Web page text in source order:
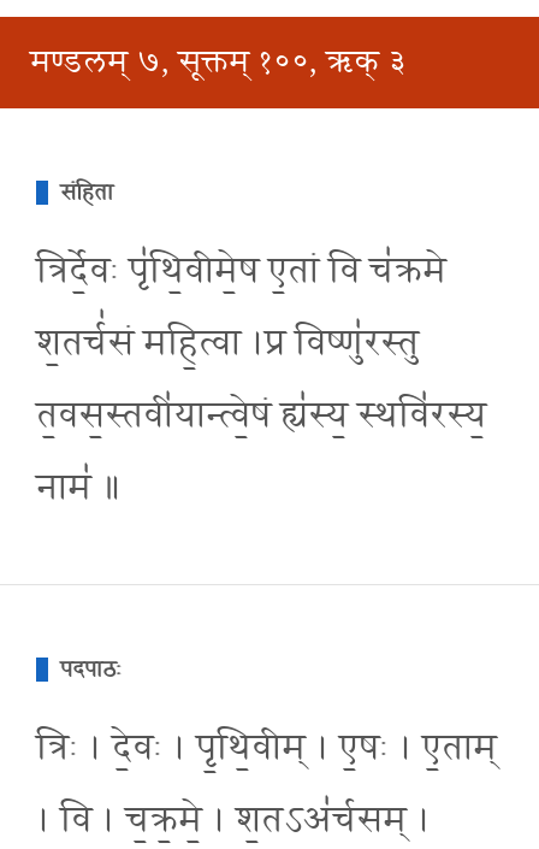
मण्डलम् ७, सूक्तम् १००, ऋक् ३
संहिता
त्रिर्दे॒वः पृ॑थि॒वीमे॒ष ए॒तां वि च॑क्रमे
श॒तर्च॑सं महि॒त्वा ।प्र विष्णु॑रस्तु
त॒वस॒स्तवी॑यान्त्वे॒षं ह्य॑स्य॒ स्थवि॑रस्य॒
नाम॑ ॥
पदपाठः
त्रिः । दे॒वः । पृ॒थि॒वीम् । ए॒षः । ए॒ताम्
। वि । च॒क्र॒मे॒ । श॒तऽअ॑र्चसम् ।